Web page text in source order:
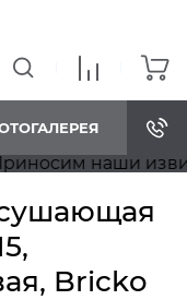
наши
Bricko